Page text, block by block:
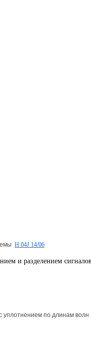
H 04J 14/06
и разделением сигналов
уплотнением по длинам волн